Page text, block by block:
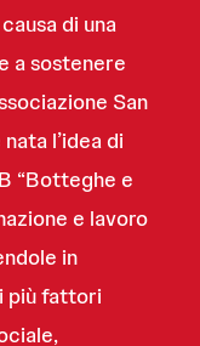
di una
a sostenere
San
l’idea di
“Botteghe e
e lavoro
in
più fattori